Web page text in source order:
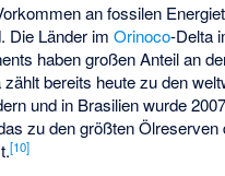
an fossilen
Die Länder imOrinoco-Delta
haben großen Anteil an
zählt bereits heute zu den
und in Brasilien wurde
zu den größten Ölreserven
[10]